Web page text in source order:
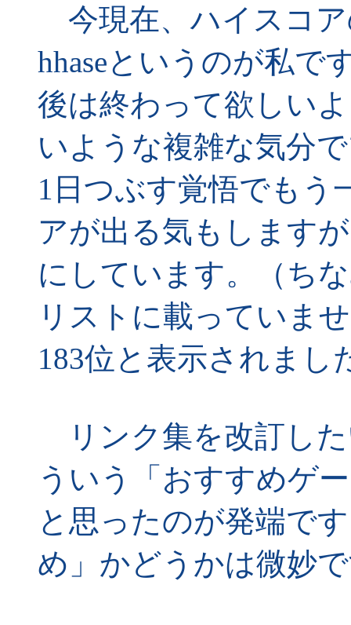
今現在、ハイスコ
hhaseというのが私で
後は終わって欲しい
いような複雑な気分
1日つぶす覚悟でもう
アが出る気もします
にしています。（ち
リストに載っていま
183位と表示されまし
リンク集を改訂し
ういう「おすすめゲ
と思ったのが発端で
め」かどうかは微妙